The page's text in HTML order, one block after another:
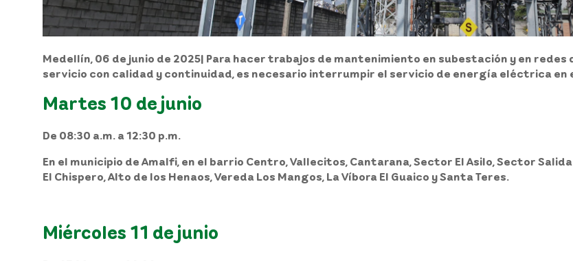
Medellín, 06 de junio de 2025| Para hacer trabajos de mantenimiento en subestación y en
servicio con calidad y continuidad, es necesario interrumpir el servicio de energía eléctrica
Martes 10 de junio
De 08:30 a.m. a 12:30 p.m.
En el municipio de Amalfi, en el barrio Centro, Vallecitos, Cantarana, Sector El Asilo, Sector
El Chispero, Alto de los Henaos, Vereda Los Mangos, La Víbora El Guaico y Santa Teres.
Miércoles 11 de junio